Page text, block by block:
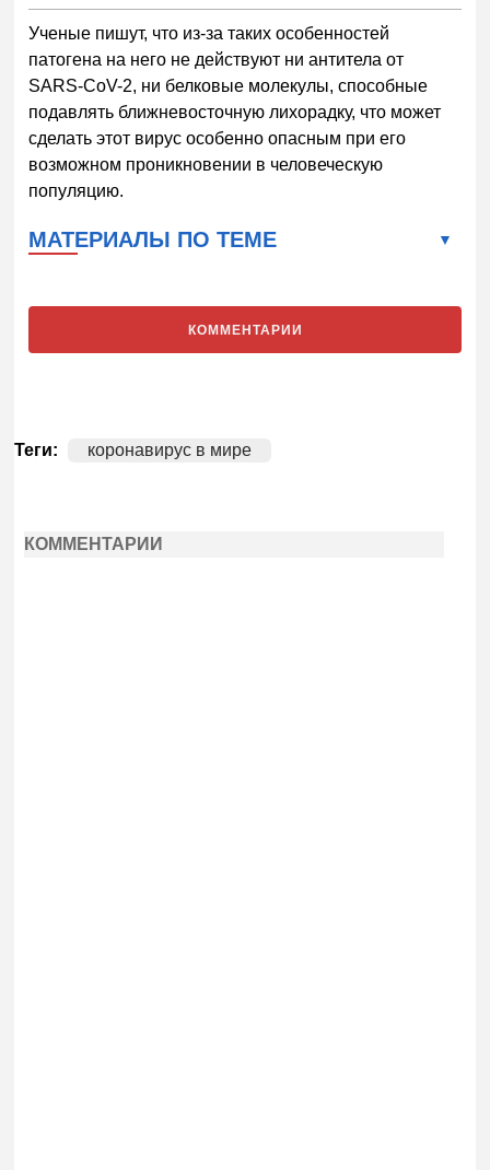
Ученые пишут, что из-за таких особенностей
патогена на него не действуют ни антитела от
SARS-CoV-2, ни белковые молекулы, способные
подавлять ближневосточную лихорадку, что может
сделать этот вирус особенно опасным при его
возможном проникновении в человеческую
популяцию.
МАТЕРИАЛЫ ПО ТЕМЕ
КОММЕНТАРИИ
Теги: коронавирус в мире
КОММЕНТАРИИ